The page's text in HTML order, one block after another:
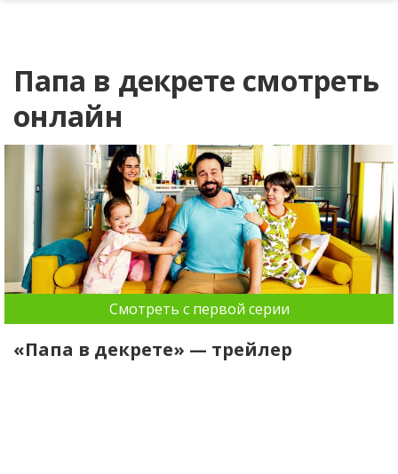
Папа в декрете смотреть
онлайн
Смотреть с первой серии
«Папа в декрете» — трейлер